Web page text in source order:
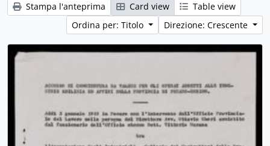
Stampa l'anteprima Card view
Table view
Ordina per: Titolo
Direzione: Crescente